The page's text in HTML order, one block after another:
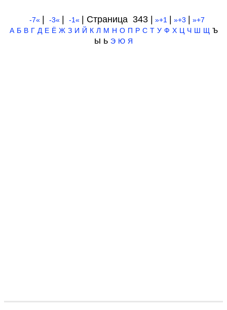
-7« -3« -1« | Cтраница 343 | »+1 »+3
»+7
А Б В Г Д Е Ё Ж З И Й К Л М Н О П Р С Т У Ф Х Ц Ч Ш Щъ
ы ь Э Ю Я